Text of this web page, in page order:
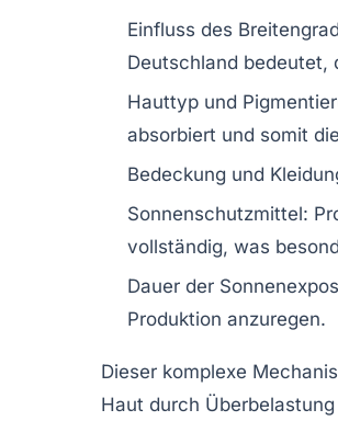
Einfluss des
Deutschland bedeutet,
Hauttyp und
absorbiert und somit
Bedeckung und
Sonnenschutzmittel:
vollständig, was
Dauer der
Produktion anzuregen.
Dieser komplexe
Haut durch